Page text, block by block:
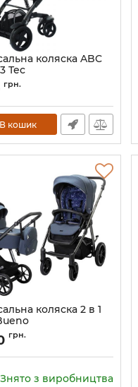
коляска ABC
Tec
407
грн.
В кошик
коляска 2 в 1
грн.
Знято з виробництва